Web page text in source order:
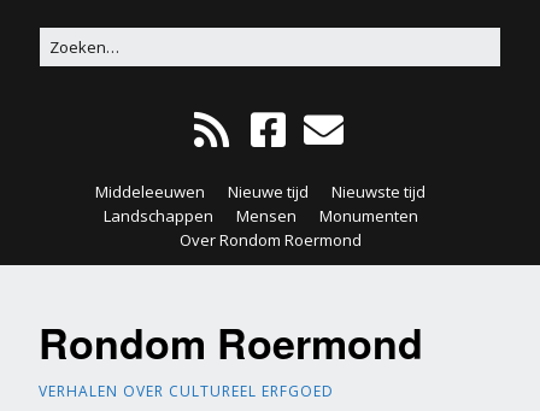
Middeleeuwen Nieuwe tijd
Nieuwste tijd
Landschappen
Mensen
Monumenten
Over Rondom Roermond
Rondom Roermond
VERHALEN OVER CULTUREEL ERFGOED